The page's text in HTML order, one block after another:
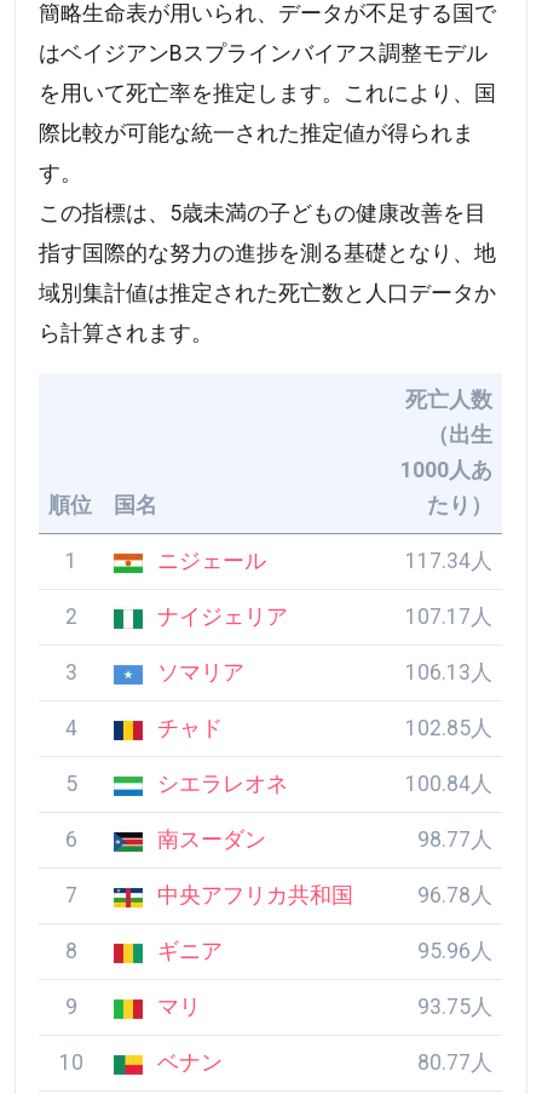
簡略生命表が用いられ、データが不足する国で
はベイジアンBスプラインバイアス調整モデル
を用いて死亡率を推定します。これにより、国
際比較が可能な統一された推定値が得られま
す。
この指標は、5歳未満の子どもの健康改善を目
指す国際的な努力の進捗を測る基礎となり、地
域別集計値は推定された死亡数と人口データか
ら計算されます。
順位 国名
死亡人数
（出生
1000人あ
たり）
1 ニジェール 117.34人
2 ナイジェリア 107.17人
3 ソマリア 106.13人
4 チャド 102.85人
5 シエラレオネ 100.84人
6 南スーダン 98.77人
7 中央アフリカ共和国 96.78人
8 ギニア 95.96人
9 マリ 93.75人
10 ベナン 80.77人